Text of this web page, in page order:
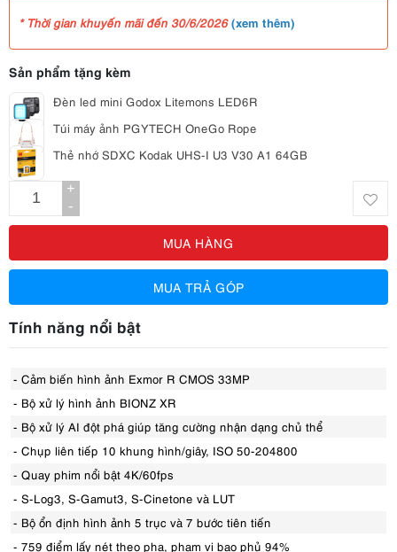
* Thời gian khuyến mãi đến 30/6/2026(xem thêm)
Sản phẩm tặng kèm
Đèn led mini Godox Litemons LED6R
Túi máy ảnh PGYTECH OneGo Rope
Thẻ nhớ SDXC Kodak UHS-I U3 V30 A1 64GB
+
-
MUA HÀNG
MUA TRẢ GÓP
Tính năng nổi bật
- Cảm biến hình ảnh Exmor R CMOS 33MP
- Bộ xử lý hình ảnh BIONZ XR
- Bộ xử lý AI đột phá giúp tăng cường nhận dạng chủ thể
- Chụp liên tiếp 10 khung hình/giây, ISO 50-204800
- Quay phim nổi bật 4K/60fps
- S-Log3, S-Gamut3, S-Cinetone và LUT
- Bộ ổn định hình ảnh 5 trục và 7 bước tiên tiến
- 759 điểm lấy nét theo pha, phạm vi bao phủ 94%